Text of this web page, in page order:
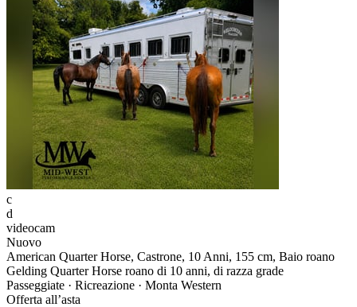
c
d
videocam
Nuovo
American Quarter Horse, Castrone, 10 Anni, 155 cm, Baio roano
Gelding Quarter Horse roano di 10 anni, di razza grade
Passeggiate · Ricreazione · Monta Western
Offerta all’asta